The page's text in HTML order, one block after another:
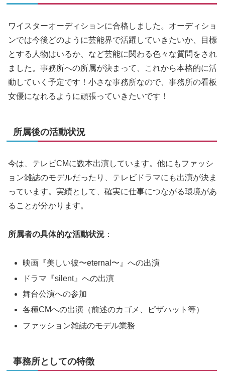
ワイスターオーディションに合格しました。オーディショ
ンでは今後どのように芸能界で活躍していきたいか、目標
とする人物はいるか、など芸能に関わる色々な質問をされ
ました。事務所への所属が決まって、これから本格的に活
動していく予定です！小さな事務所なので、事務所の看板
女優になれるように頑張っていきたいです！
所属後の活動状況
今は、テレビCMに数本出演しています。他にもファッシ
ョン雑誌のモデルだったり、テレビドラマにも出演が決ま
っています。実績として、確実に仕事につながる環境があ
ることが分かります。
所属者の具体的な活動状況 ：
映画『美しい彼〜eternal〜』への出演
ドラマ『silent』への出演
舞台公演への参加
各種CMへの出演（前述のカゴメ、ピザハット等）
ファッション雑誌のモデル業務
事務所としての特徴